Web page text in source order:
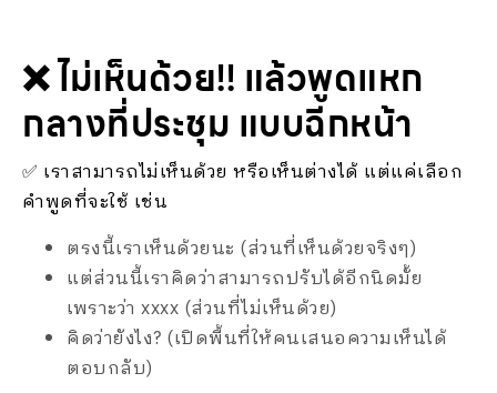
❌ ไม่เห็นด้วย!! แล้วพูดแหก
กลางที่ประชุม แบบฉีกหน้า
✅ เราสามารถไม่เห็นด้วย หรือเห็นต่างได้ แต่แค่เลือก
คำพูดที่จะใช้ เช่น
ตรงนี้เราเห็นด้วยนะ (ส่วนที่เห็นด้วยจริงๆ)
แต่ส่วนนี้เราคิดว่าสามารถปรับได้อีกนิดมั้ย
เพราะว่า xxxx (ส่วนที่ไม่เห็นด้วย)
คิดว่ายังไง? (เปิดพื้นที่ให้คนเสนอความเห็นได้
ตอบกลับ)